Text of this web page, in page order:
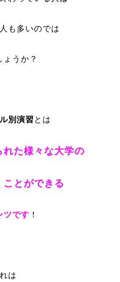
も多いのでは
ょうか？
別演習 とは
た様々な大学の
ことができる
ツです ！
は